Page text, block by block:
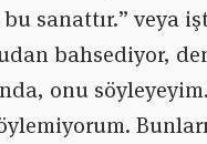
sanattır.” veya
bahsediyor,
onu